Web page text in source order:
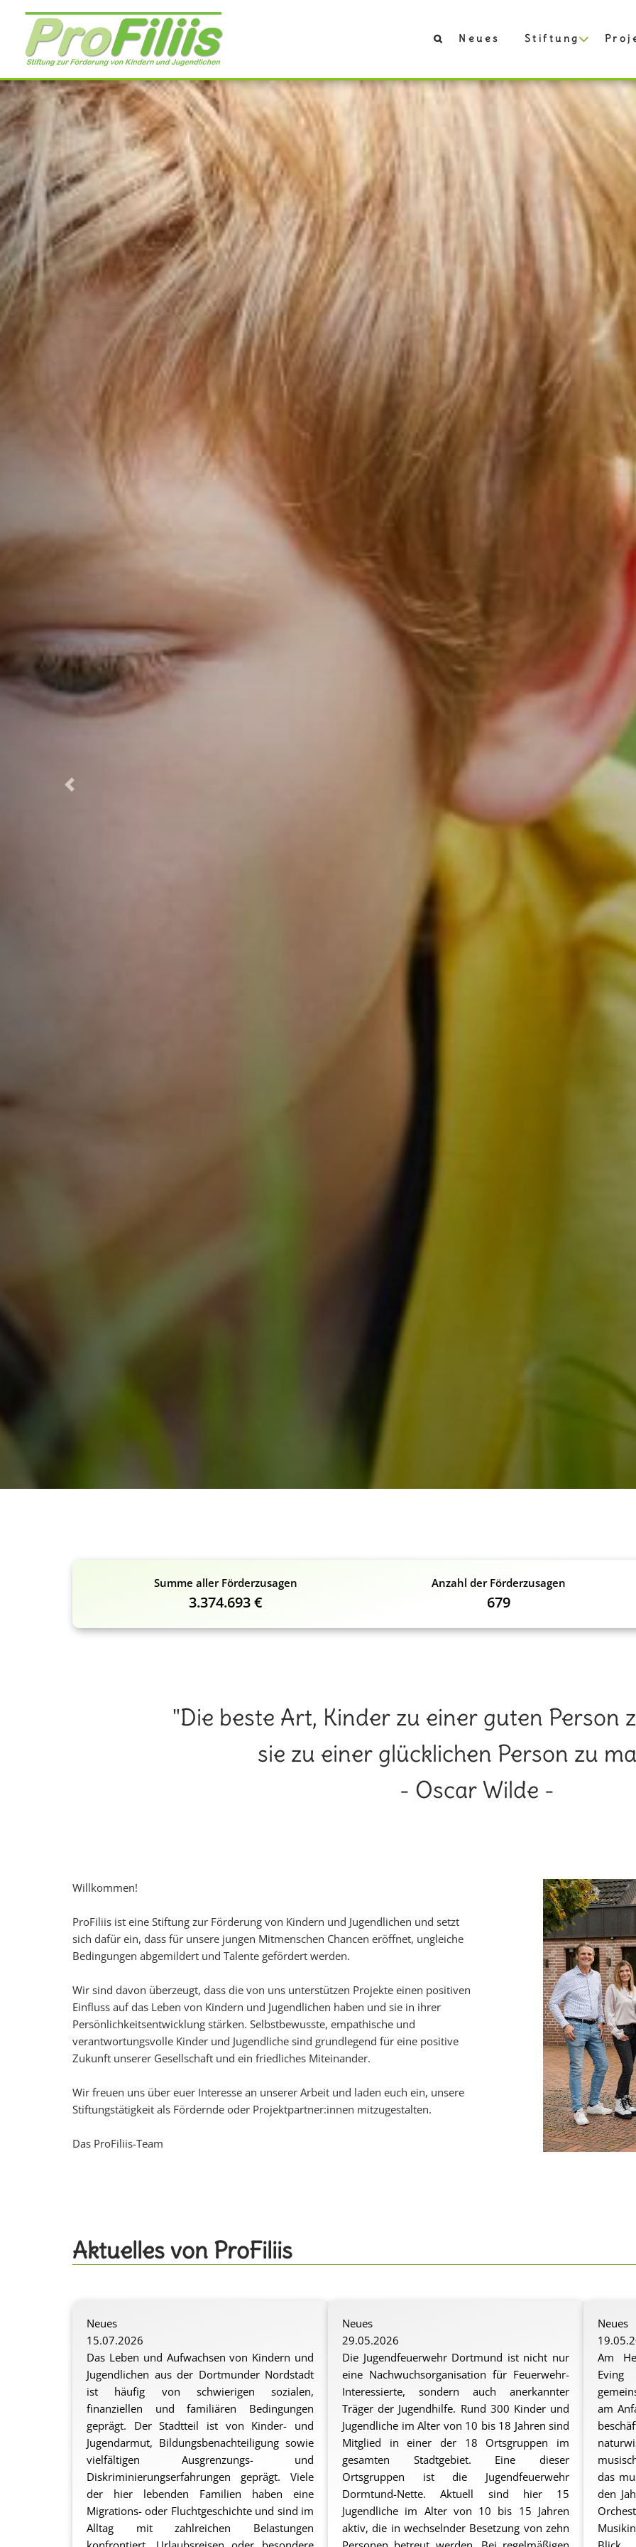
Direkt
Inhalt
Neues Stiftung
Previous
Summe aller Förderzusagen
3.374.693 €
Anzahl der Förderzusagen
679
"Die beste Art, Kinder zu einer guten Person
sie zu einer glücklichen Person zu
- Oscar Wilde -
Willkommen!
ProFiliis ist eine Stiftung zur Förderung von Kindern und Jugendlichen und setzt
sich dafür ein, dass für unsere jungen Mitmenschen Chancen eröffnet, ungleiche
Bedingungen abgemildert und Talente gefördert werden.
Wir sind davon überzeugt, dass die von uns unterstützen Projekte einen positiven
Einfluss auf das Leben von Kindern und Jugendlichen haben und sie in ihrer
Persönlichkeitsentwicklung stärken. Selbstbewusste, empathische und
verantwortungsvolle Kinder und Jugendliche sind grundlegend für eine positive
Zukunft unserer Gesellschaft und ein friedliches Miteinander.
Wir freuen uns über euer Interesse an unserer Arbeit und laden euch ein, unsere
Stiftungstätigkeit als Fördernde oder Projektpartner:innen mitzugestalten.
Das ProFiliis-Team
Aktuelles von ProFiliis
Neues
15.07.2026
Das Leben und Aufwachsen von Kindern und
Jugendlichen aus der Dortmunder Nordstadt
ist häufig von schwierigen sozialen,
finanziellen und familiären Bedingungen
geprägt. Der Stadtteil ist von Kinder- und
Jugendarmut, Bildungsbenachteiligung sowie
vielfältigen Ausgrenzungs- und
Diskriminierungserfahrungen geprägt. Viele
der hier lebenden Familien haben eine
Migrations- oder Fluchtgeschichte und sind im
Alltag mit zahlreichen Belastungen
Neues
29.05.2026
Die Jugendfeuerwehr Dortmund ist nicht nur
eine Nachwuchsorganisation für Feuerwehr-
Interessierte, sondern auch anerkannter
Träger der Jugendhilfe. Rund 300 Kinder und
Jugendliche im Alter von 10 bis 18 Jahren sind
Mitglied in einer der 18 Ortsgruppen im
gesamten Stadtgebiet. Eine dieser
Ortsgruppen ist die Jugendfeuerwehr
Dormtund-Nette. Aktuell sind hier 15
Jugendliche im Alter von 10 bis 15 Jahren
aktiv, die in wechselnder Besetzung von zehn
Neues
Am
Eving
am
das
den